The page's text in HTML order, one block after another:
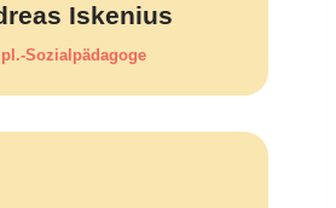
Iskenius
Sozialpädagoge